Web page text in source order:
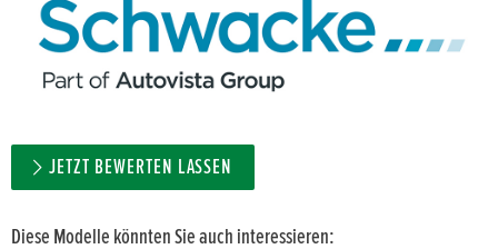
JETZT BEWERTEN LASSEN
Diese Modelle könnten Sie auch interessieren: